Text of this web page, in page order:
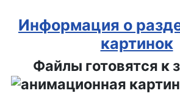
Информация о
картинок
Файлы готовятся к